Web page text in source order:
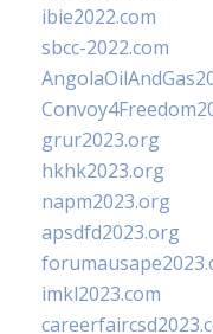
ibie2022.com
sbcc-2022.com
grur2023.org
hkhk2023.org
napm2023.org
apsdfd2023.org
imkl2023.com